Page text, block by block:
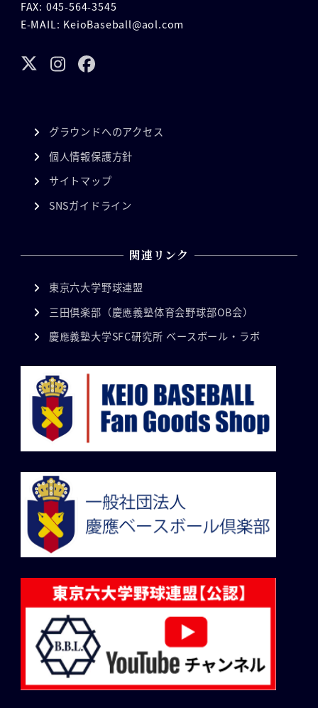
FAX: 045-564-3545
E-MAIL: KeioBaseball@aol.com
グラウンドへのアクセス
個人情報保護方針
サイトマップ
SNSガイドライン
関連リンク
東京六大学野球連盟
三田倶楽部（慶應義塾体育会野球部OB会）
慶應義塾大学SFC研究所 ベースボール・ラボ